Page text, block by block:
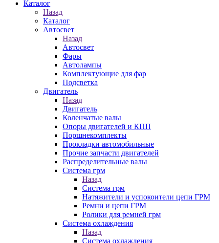
Каталог
Назад
Каталог
Автосвет
Назад
Автосвет
Фары
Автолампы
Комплектующие для фар
Подсветка
Двигатель
Назад
Двигатель
Коленчатые валы
Опоры двигателей и КПП
Поршнекомплекты
Прокладки автомобильные
Прочие запчасти двигателей
Распределительные валы
Система грм
Назад
Система грм
Натяжители и успокоители цепи ГРМ
Ремни и цепи ГРМ
Ролики для ремней грм
Система охлаждения
Назад
Система охлаждения